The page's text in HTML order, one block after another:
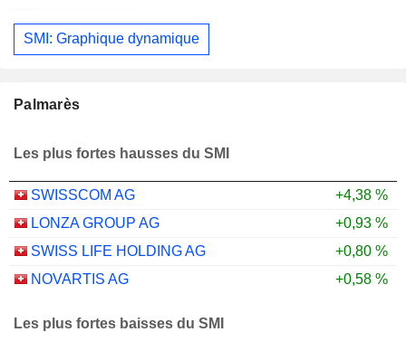
SMI: Graphique dynamique
Palmarès
Les plus fortes hausses du SMI
SWISSCOM AG
+4,38 %
LONZA GROUP AG
+0,93 %
SWISS LIFE HOLDING AG
+0,80 %
NOVARTIS AG
+0,58 %
Les plus fortes baisses du SMI